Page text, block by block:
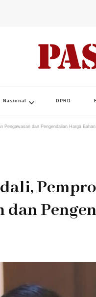
Nasional DPRD
Pengawasan dan Pengendalian Harga
dan